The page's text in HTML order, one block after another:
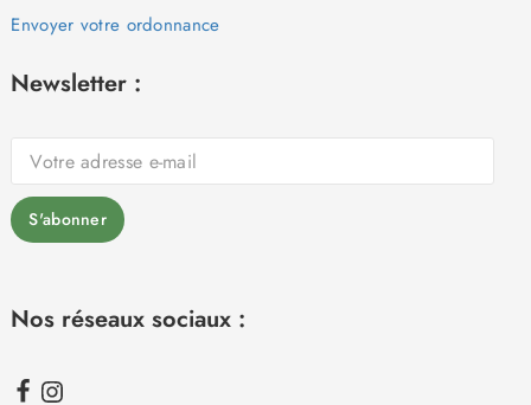
Envoyer votre ordonnance
Newsletter :
Nos réseaux sociaux :